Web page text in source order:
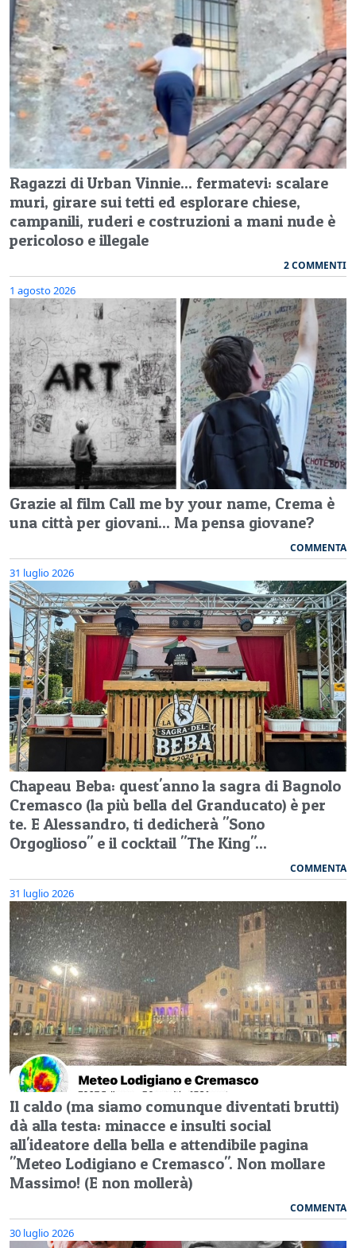
Ragazzi di Urban Vinnie... fermatevi: scalare
muri, girare sui tetti ed esplorare chiese,
campanili, ruderi e costruzioni a mani nude è
pericoloso e illegale
2 COMMENTI
1 agosto 2026
Grazie al film Call me by your name, Crema è
una città per giovani... Ma pensa giovane?
COMMENTA
31 luglio 2026
Chapeau Beba: quest'anno la sagra di Bagnolo
Cremasco (la più bella del Granducato) è per
te. E Alessandro, ti dedicherà "Sono
Orgoglioso" e il cocktail "The King"...
COMMENTA
31 luglio 2026
Il caldo (ma siamo comunque diventati brutti)
dà alla testa: minacce e insulti social
all'ideatore della bella e attendibile pagina
"Meteo Lodigiano e Cremasco". Non mollare
Massimo! (E non mollerà)
COMMENTA
30 luglio 2026